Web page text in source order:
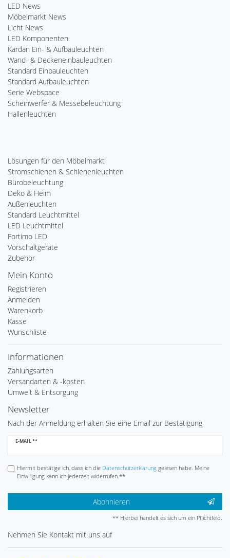
LED News
Möbelmarkt News
Licht News
LED Komponenten
Kardan Ein- & Aufbauleuchten
Wand- & Deckeneinbauleuchten
Standard Einbauleuchten
Standard Aufbauleuchten
Serie Webspace
Scheinwerfer & Messebeleuchtung
Hallenleuchten
Lösungen für den Möbelmarkt
Stromschienen & Schienenleuchten
Bürobeleuchtung
Deko & Heim
Außenleuchten
Standard Leuchtmittel
LED Leuchtmittel
Fortimo LED
Vorschaltgeräte
Zubehör
Mein Konto
Registrieren
Anmelden
Warenkorb
Kasse
Wunschliste
Informationen
Zahlungsarten
Versandarten & -kosten
Umwelt & Entsorgung
Newsletter
Nach der Anmeldung erhalten Sie eine Email zur Bestätigung
E-MAIL **
Newsletter
Hiermit bestätige ich, dass ich die Daten­schutz­erklärunggelesen habe. Meine
Einwilligung kann ich jederzeit widerrufen.**
Abonnieren
** Hierbei handelt es sich um ein Pflichtfeld.
Nehmen Sie Kontakt mit uns auf